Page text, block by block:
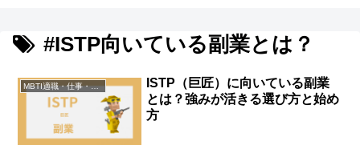
#ISTP向いている副業とは？
MBTI適職・仕事・資格
ISTP（巨匠）に向いている副業
とは？強みが活きる選び方と始め
方